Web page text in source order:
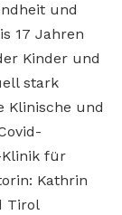
und
17 Jahren
Kinder und
stark
Klinische und
Klinik für
Kathrin
Tirol